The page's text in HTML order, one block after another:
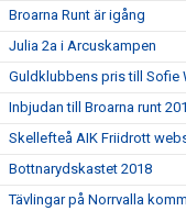
Broarna Runt är igång
Julia 2a i Arcuskampen
Guldklubbens pris till Sofie
Inbjudan till Broarna runt
Skellefteå AIK Friidrott
Bottnarydskastet 2018
Tävlingar på Norrvalla